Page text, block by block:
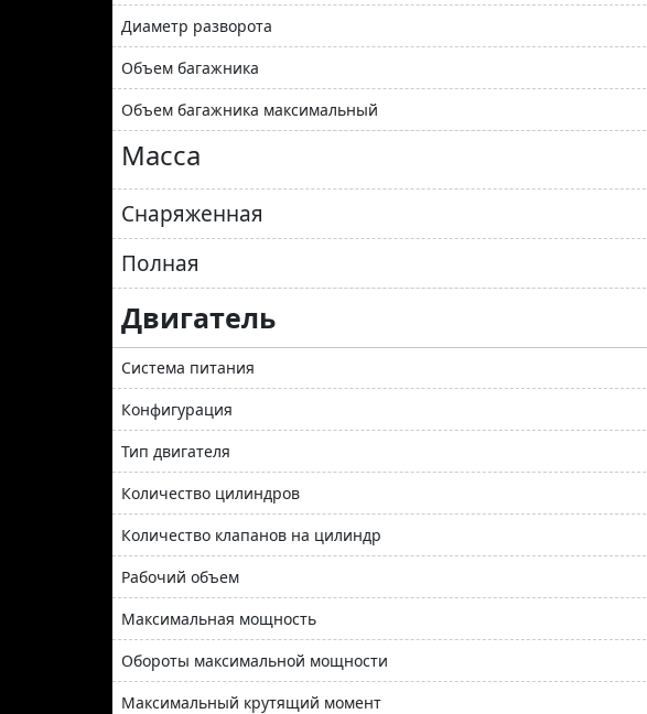
Диаметр разворота
Объем багажника
Объем багажника максимальный
Масса
Снаряженная
Полная
Двигатель
Система питания
Конфигурация
Тип двигателя
Количество цилиндров
Количество клапанов на цилиндр
Рабочий объем
Максимальная мощность
Обороты максимальной мощности
Максимальный крутящий момент